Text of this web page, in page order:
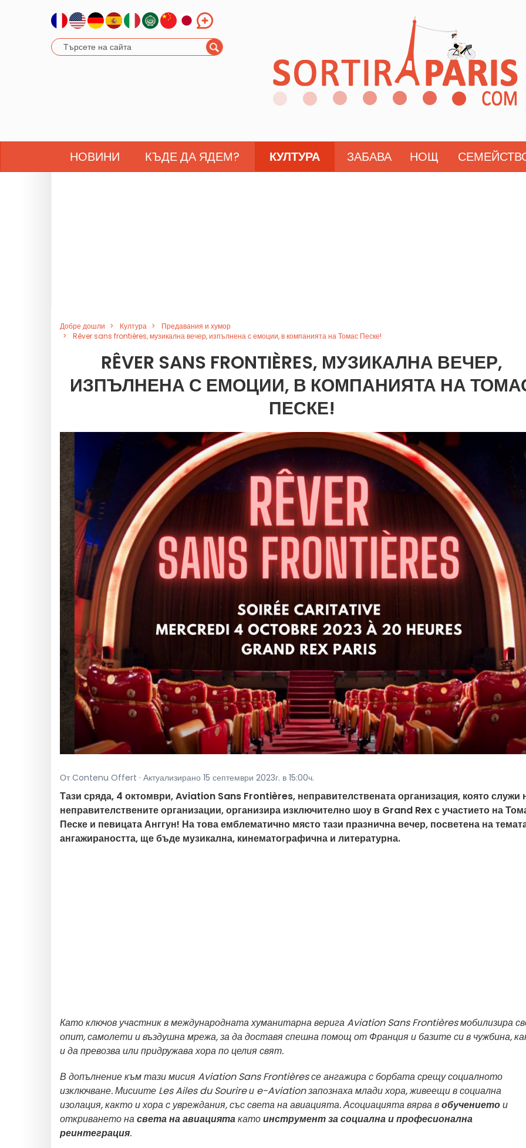
НОВИНИ КЪДЕ ДА ЯДЕМ? КУЛТУРА ЗАБАВА НОЩ
Добре дошли Култура
Предавания и хумор
Rêver sans frontières, музикална вечер, изпълнена с емоции, в компанията на Томас Песке!
RÊVER SANS FRONTIÈRES, МУЗИКАЛНА ВЕЧЕР,
ИЗПЪЛНЕНА С ЕМОЦИИ, В КОМПАНИЯТА НА
ПЕСКЕ!
От Contenu Offert · Актуализирано 15 септември 2023г. в 15:00ч.
Тази сряда, 4 октомври, Aviation Sans Frontières, неправителствената организация, която служи
неправителствените организации, организира изключително шоу в Grand Rex с участието на
Песке и певицата Анггун! На това емблематично място тази празнична вечер, посветена на
ангажираността, ще бъде музикална, кинематографична и литературна.
Като ключов участник в международната хуманитарна верига Aviation Sans Frontières мобилизира
опит, самолети и въздушна мрежа, за да доставя спешна помощ от Франция и базите си в чужбина,
и да превозва или придружава хора по целия свят.
В допълнение към тази мисия Aviation Sans Frontières се ангажира с борбата срещу социалното
изключване. Мисиите Les Ailes du Sourire и e-Aviation запознаха млади хора, живеещи в социална
изолация, както и хора с увреждания, със света на авиацията. Асоциацията вярва вобучениетои
откриването насвета на авиациятакатоинструмент за социална и професионална
реинтеграция.